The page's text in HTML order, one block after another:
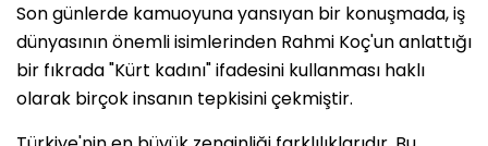
Son günlerde kamuoyuna yansıyan bir konuşmada, iş
dünyasının önemli isimlerinden Rahmi Koç'un anlattığı
bir fıkrada "Kürt kadını" ifadesini kullanması haklı
olarak birçok insanın tepkisini çekmiştir.